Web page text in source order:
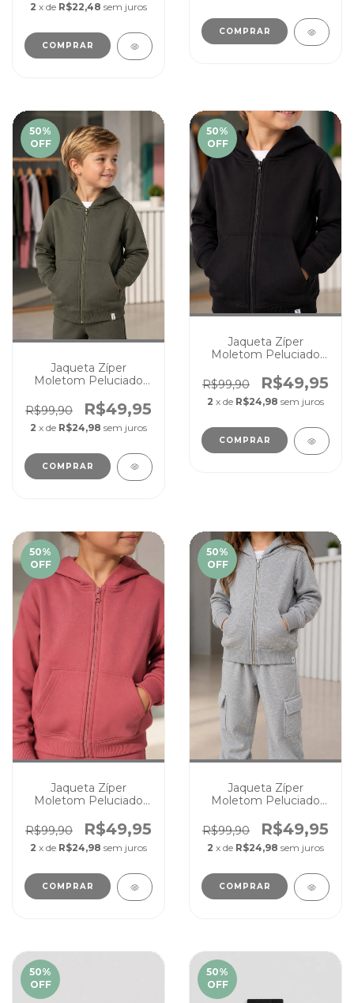
2 x de R$22,48 sem juros
COMPRAR
COMPRAR
50%
OFF
Jaqueta Zíper
Moletom Peluciado
Verde Musgo
R$99,90 R$49,95
2 x de R$24,98 sem juros
COMPRAR
50%
OFF
Jaqueta Zíper
Moletom Peluciado
Preto
R$99,90 R$49,95
2 x de R$24,98 sem juros
COMPRAR
50%
OFF
Jaqueta Zíper
Moletom Peluciado
Rose
R$99,90 R$49,95
2 x de R$24,98 sem juros
COMPRAR
50%
OFF
Jaqueta Zíper
Moletom Peluciado
Cinza Mescla
R$99,90 R$49,95
2 x de R$24,98 sem juros
COMPRAR
50%
OFF
50%
OFF